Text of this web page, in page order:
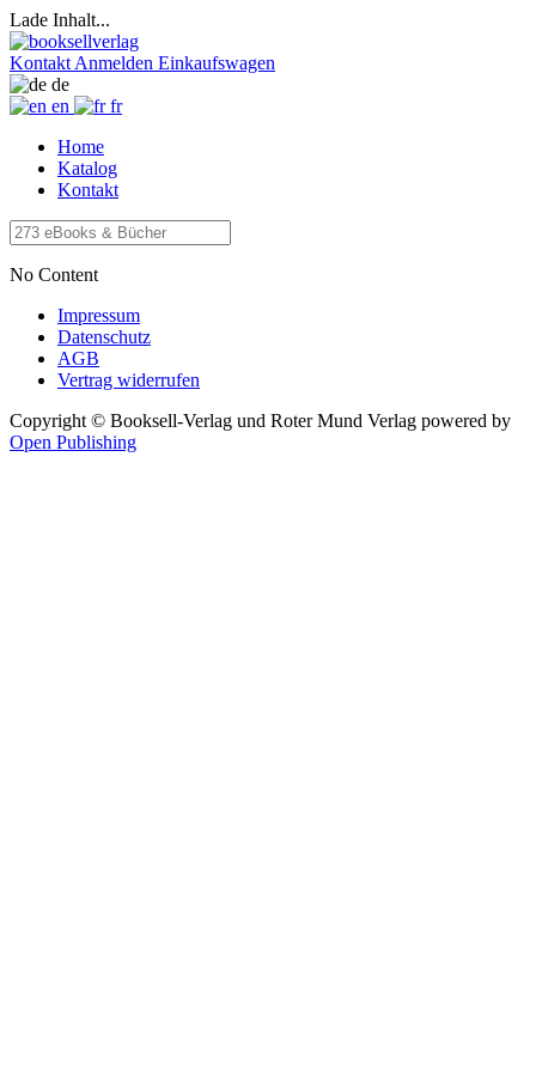
Lade Inhalt...
Kontakt Anmelden Einkaufswagen
de
en
fr
Home
Katalog
Kontakt
No Content
Impressum
Datenschutz
AGB
Vertrag widerrufen
Copyright © Booksell-Verlag und Roter Mund Verlag powered by
Open Publishing